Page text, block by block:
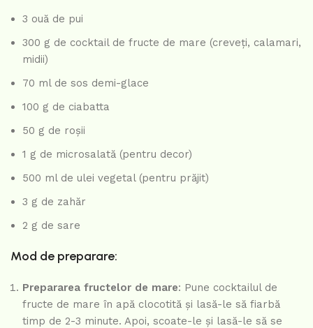
3 ouă de pui
300 g de cocktail de fructe de mare (creveți, calamari,
midii)
70 ml de sos demi-glace
100 g de ciabatta
50 g de roșii
1 g de microsalată (pentru decor)
500 ml de ulei vegetal (pentru prăjit)
3 g de zahăr
2 g de sare
Mod de preparare:
Prepararea fructelor de mare: Pune cocktailul de
fructe de mare în apă clocotită și lasă-le să fiarbă
timp de 2-3 minute. Apoi, scoate-le și lasă-le să se